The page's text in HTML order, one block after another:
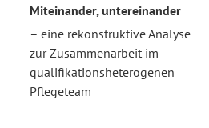
Miteinander, untereinander
– eine rekonstruktive Analyse
zur Zusammenarbeit im
qualifikationsheterogenen
Pflegeteam